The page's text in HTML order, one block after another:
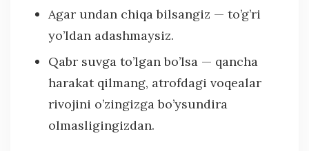
Agar undan chiqa bilsangiz — to’g’ri
yo’ldan adashmaysiz.
Qabr suvga to’lgan bo’lsa — qancha
harakat qilmang, atrofdagi voqealar
rivojini o’zingizga bo’ysundira
olmasligingizdan.